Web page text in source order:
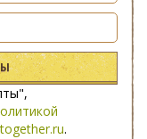
.